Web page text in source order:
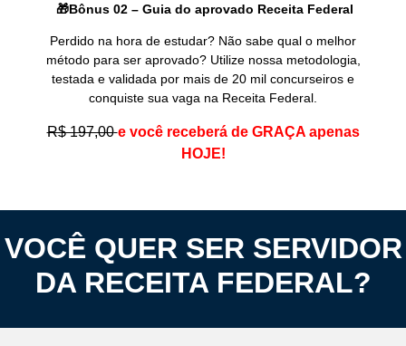
🎁Bônus 02 – Guia do aprovado Receita Federal
Perdido na hora de estudar? Não sabe qual o melhor
método para ser aprovado? Utilize nossa metodologia,
testada e validada por mais de 20 mil concurseiros e
conquiste sua vaga na Receita Federal.
R$ 197,00 e você receberá de GRAÇA apenas
HOJE!
VOCÊ QUER SER SERVIDOR
DA RECEITA FEDERAL?